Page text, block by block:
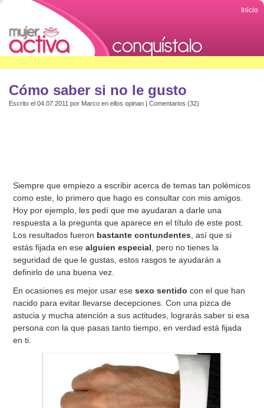
Inicio
Cómo saber si no le gusto
Escrito el 04.07.2011 por Marco en ellos opinan | Comentarios (32)
Siempre que empiezo a escribir acerca de temas tan polémicos
como este, lo primero que hago es consultar con mis amigos.
Hoy por ejemplo, les pedí que me ayudaran a darle una
respuesta a la pregunta que aparece en el título de este post.
Los resultados fueron bastante contundentes , así que si
estás fijada en ese alguien especial , pero no tienes la
seguridad de que le gustas, estos rasgos te ayudarán a
definirlo de una buena vez.
En ocasiones es mejor usar esesexo sentido con el que han
nacido para evitar llevarse decepciones. Con una pizca de
astucia y mucha atención a sus actitudes, lograrás saber si esa
persona con la que pasas tanto tiempo, en verdad está fijada
en ti.